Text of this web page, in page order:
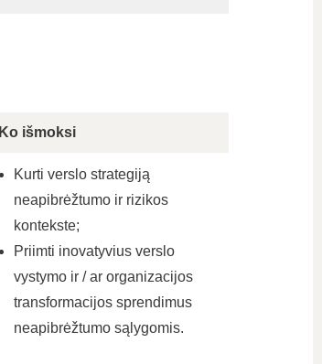
Ko išmoksi
Kurti verslo strategiją
neapibrėžtumo ir rizikos
kontekste;
Priimti inovatyvius verslo
vystymo ir / ar organizacijos
transformacijos sprendimus
neapibrėžtumo sąlygomis.